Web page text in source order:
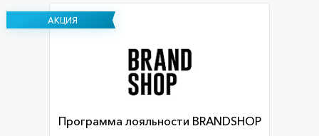
АКЦИЯ
Программа лояльности BRANDSHOP